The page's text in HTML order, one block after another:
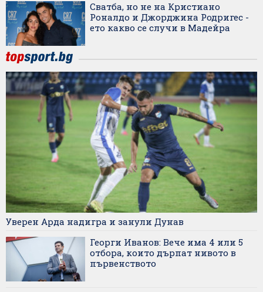
Сватба, но не на Кристиано
Роналдо и Джорджина Родригес -
ето какво се случи в Мадейра
Уверен Арда надигра и занули Дунав
Георги Иванов: Вече има 4 или 5
отбора, които дърпат нивото в
първенството